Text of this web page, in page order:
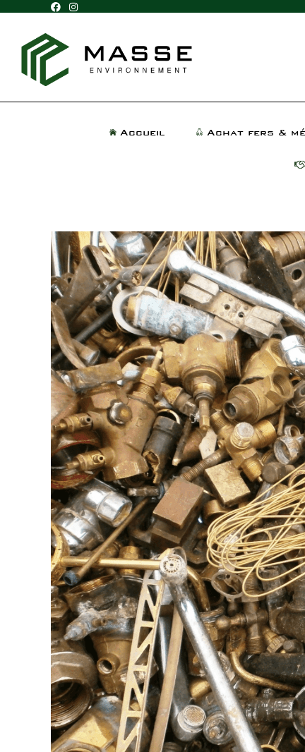
Accueil Achat fers &